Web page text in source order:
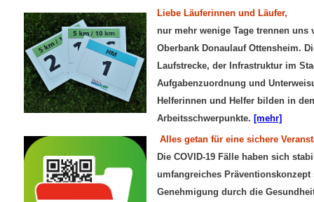
Liebe Läuferinnen und Läufer,
nur mehr wenige Tage trennen uns
Oberbank Donaulauf Ottensheim.
Laufstrecke, der Infrastruktur im
Aufgabenzuordnung und
Helferinnen und Helfer bilden in
Arbeitsschwerpunkte. [mehr]
Alles getan für eine sichere
Die COVID-19 Fälle haben sich
umfangreiches
Genehmigung durch die